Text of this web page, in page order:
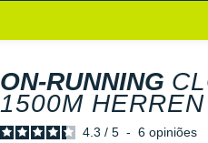
ON-RUNNING
1500M HERREN
4.3 / 5 - 6 opiniões